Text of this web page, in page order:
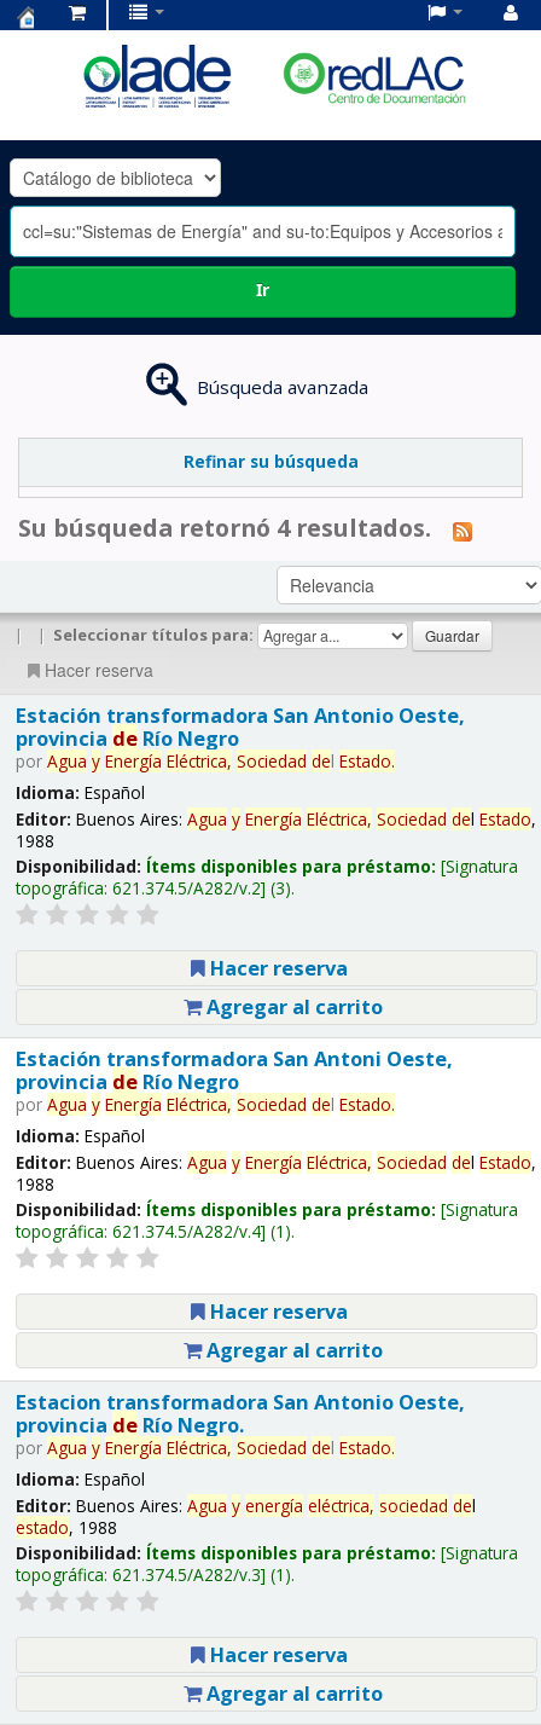
OLADE
-
Ir
Búsqueda avanzada
Refinar su búsqueda
Su búsqueda retornó 4 resultados.
| | Seleccionar títulos para:
Hacer reserva
Estación transformadora San Antonio Oeste,
provincia deRío Negro
por Agua y Energía Eléctrica, Sociedad del Estado.
Idioma: Español
Editor: Buenos Aires: Agua y Energía Eléctrica, Sociedad del Estado,
1988
Disponibilidad: Ítems disponibles para préstamo: Signatura
topográfica: 621.374.5/A282/v.2 (3).
Hacer reserva
Agregar al carrito
Estación transformadora San Antoni Oeste,
provincia deRío Negro
por Agua y Energía Eléctrica, Sociedad del Estado.
Idioma: Español
Editor: Buenos Aires: Agua y Energía Eléctrica, Sociedad del Estado,
1988
Disponibilidad: Ítems disponibles para préstamo: Signatura
topográfica: 621.374.5/A282/v.4 (1).
Hacer reserva
Agregar al carrito
Estacion transformadora San Antonio Oeste,
provincia deRío Negro.
por Agua y Energía Eléctrica, Sociedad del Estado.
Idioma: Español
Editor: Buenos Aires: Agua y energía eléctrica, sociedad del
estado, 1988
Disponibilidad: Ítems disponibles para préstamo: Signatura
topográfica: 621.374.5/A282/v.3 (1).
Hacer reserva
Agregar al carrito